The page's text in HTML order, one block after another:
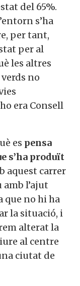
del 65%.
s’ha
per tant,
per al
les altres
no
era Consell
es pensa
s’ha produït
aquest carrer
amb l’ajut
que no hi ha
la situació, i
alterat la
al centre
ciutat de